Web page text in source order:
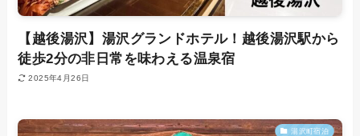
【越後湯沢】湯沢グランドホテル！越後湯沢駅から
徒歩2分の非日常を味わえる温泉宿
2025年4月26日
湯沢町宿泊